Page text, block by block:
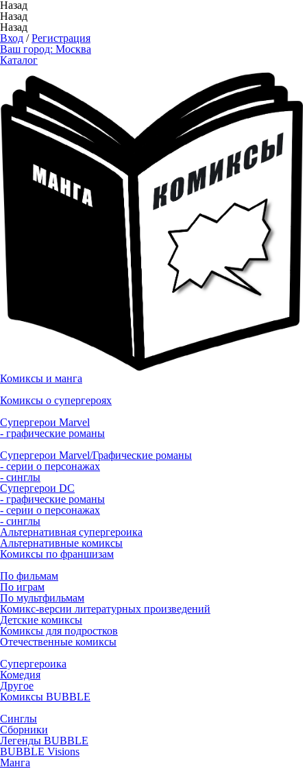
Назад
Назад
Назад
Вход /Регистрация
Ваш город: Москва
Каталог
Комиксы и манга
Комиксы о супергероях
Супергерои Marvel
- графические романы
Супергерои Marvel/Графические романы
- серии о персонажах
- синглы
Супергерои DC
- графические романы
- серии о персонажах
- синглы
Альтернативная супергероика
Альтернативные комиксы
Комиксы по франшизам
По фильмам
По играм
По мультфильмам
Комикс-версии литературных произведений
Детские комиксы
Комиксы для подростков
Отечественные комиксы
Супергероика
Комедия
Другое
Комиксы BUBBLE
Синглы
Сборники
Легенды BUBBLE
BUBBLE Visions
Манга